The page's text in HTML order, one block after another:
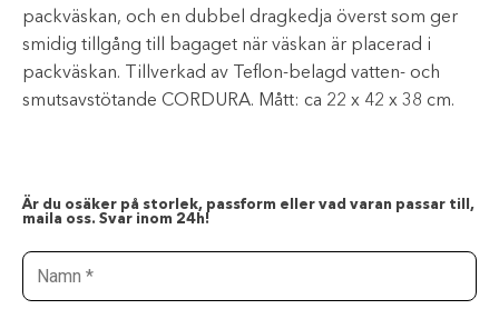
packväskan, och en dubbel dragkedja överst som ger
smidig tillgång till bagaget när väskan är placerad i
packväskan. Tillverkad av Teflon-belagd vatten- och
smutsavstötande CORDURA. Mått: ca 22 x 42 x 38 cm.
Är du osäker på storlek, passform eller vad varan passar till,
maila oss. Svar inom 24h!